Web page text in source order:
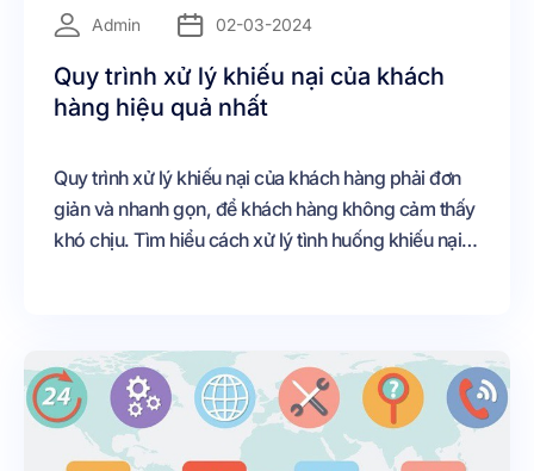
Admin 02-03-2024
Quy trình xử lý khiếu nại của khách
hàng hiệu quả nhất
Quy trình xử lý khiếu nại của khách hàng phải đơn
giản và nhanh gọn, để khách hàng không cảm thấy
khó chịu. Tìm hiểu cách xử lý tình huống khiếu nại